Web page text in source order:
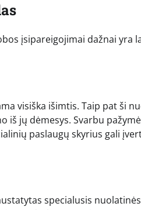
įsipareigojimai dažnai yra
visiška išimtis. Taip pat ši
iš jų dėmesys. Svarbu
paslaugų skyrius gali
specialusis